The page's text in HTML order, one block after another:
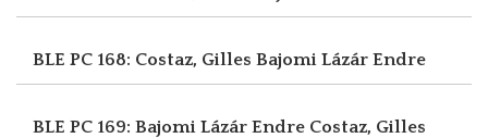
BLE PC 168: Costaz, Gilles Bajomi Lázár Endre
BLE PC 169: Bajomi Lázár Endre Costaz, Gilles